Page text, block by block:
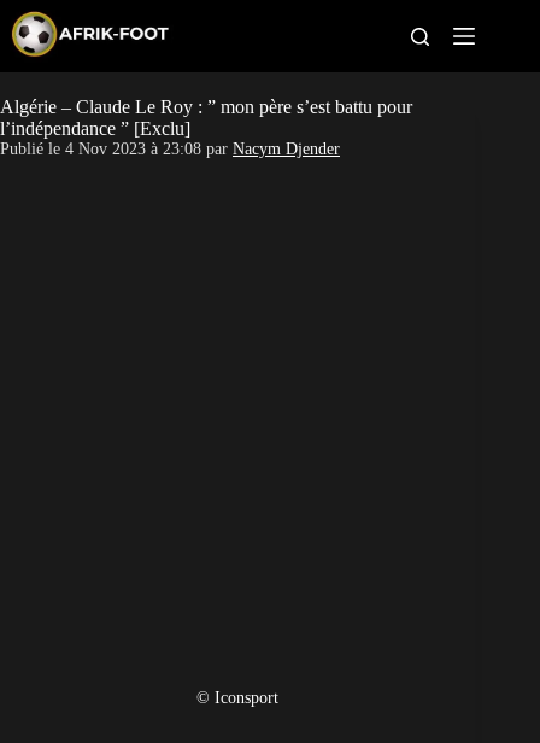
p
o
c
o
CAN féminine
Algérie – Claude Le Roy : ” mon père s’est battu pour
l’indépendance ” [Exclu]
Publié le 4 Nov 2023 à 23:08 par Nacym Djender
© Iconsport